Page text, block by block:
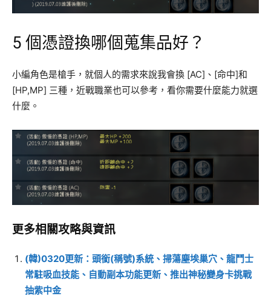
5 個憑證換哪個蒐集品好？
小編角色是槍手，就個人的需求來說我會換 [AC]、[命中]和
[HP,MP] 三種，近戰職業也可以參考，看你需要什麼能力就選
什麼。
更多相關攻略與資訊
(韓)0320更新：頭銜(稱號)系統、掃蕩塵埃巢穴、龍鬥士
常駐吸血技能、自動副本功能更新、推出神秘變身卡挑戰
抽紫中金